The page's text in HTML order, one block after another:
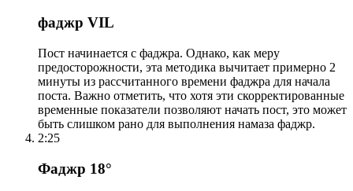
фаджр VIL
Пост начинается с фаджра. Однако, как меру
предосторожности, эта методика вычитает примерно 2
минуты из рассчитанного времени фаджра для начала
поста. Важно отметить, что хотя эти скорректированные
временные показатели позволяют начать пост, это может
быть слишком рано для выполнения намаза фаджр.
2:25
Фаджр 18°